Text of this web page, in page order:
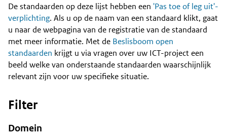
Content
De standaarden op deze lijst hebben een 'Pas toe of leg uit'-
verplichting. Als u op de naam van een standaard klikt, gaat
u naar de webpagina van de registratie van de standaard
met meer informatie. Met de Beslisboom open
standaarden krijgt u via vragen over uw ICT-project een
beeld welke van onderstaande standaarden waarschijnlijk
relevant zijn voor uw specifieke situatie.
Filter
Domein